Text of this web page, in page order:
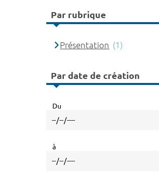
Par rubrique
Présentation (1)
Par date de création
Du
à